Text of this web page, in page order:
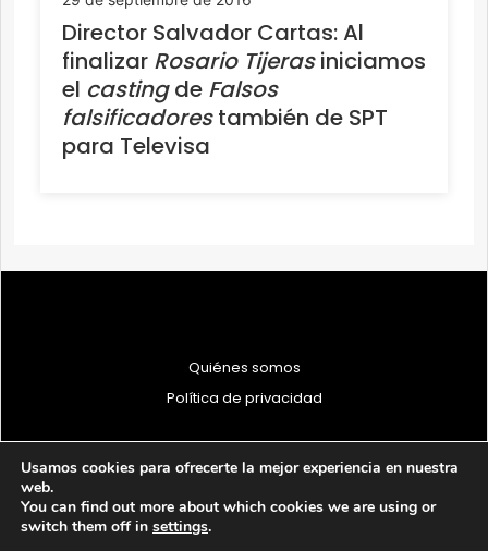
Director Salvador Cartas: Al
finalizar Rosario Tijerasiniciamos
el castingde Falsos
falsificadorestambién de SPT
para Televisa
Quiénes somos
Política de privacidad
© 1997 - 2026 PRODU - Todos los derechos reservados
Usamos cookies para ofrecerte la mejor experiencia en nuestra
web.
You can find out more about which cookies we are using or
switch them off in settings.